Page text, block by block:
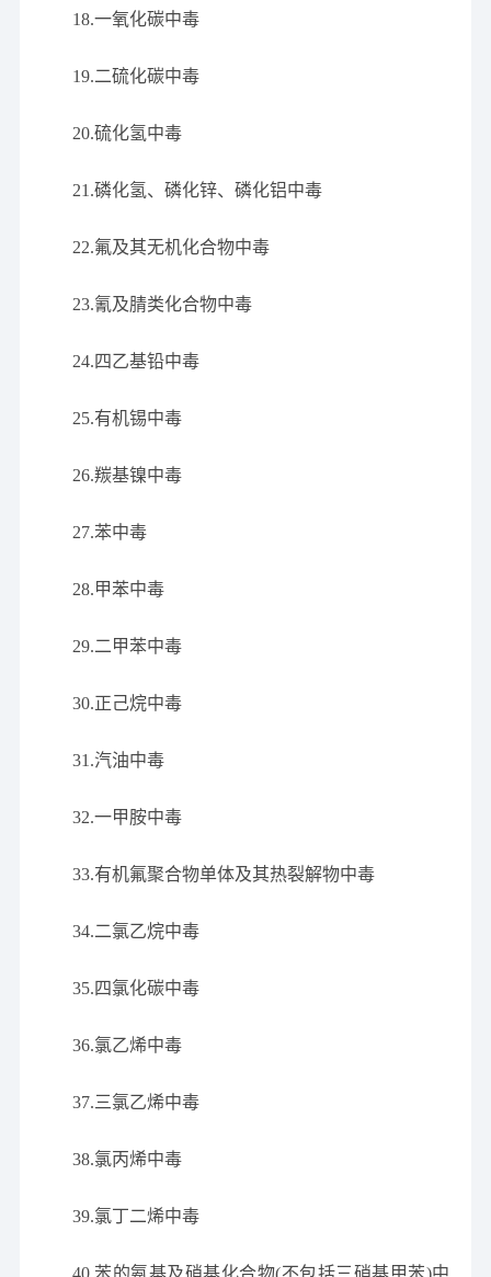
18.一氧化碳中毒
19.二硫化碳中毒
20.硫化氢中毒
21.磷化氢、磷化锌、磷化铝中毒
22.氟及其无机化合物中毒
23.氰及腈类化合物中毒
24.四乙基铅中毒
25.有机锡中毒
26.羰基镍中毒
27.苯中毒
28.甲苯中毒
29.二甲苯中毒
30.正己烷中毒
31.汽油中毒
32.一甲胺中毒
33.有机氟聚合物单体及其热裂解物中毒
34.二氯乙烷中毒
35.四氯化碳中毒
36.氯乙烯中毒
37.三氯乙烯中毒
38.氯丙烯中毒
39.氯丁二烯中毒
40.苯的氨基及硝基化合物(不包括三硝基甲苯)中